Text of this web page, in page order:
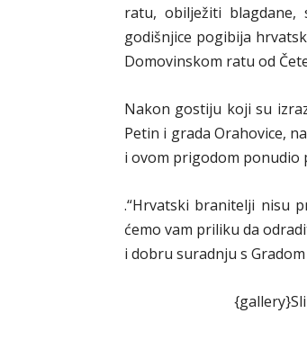
ratu, obilježiti
godišnjice pogibija
Domovinskom ratu od
Nakon gostiju koji su
Petin i grada Orahovice,
i ovom prigodom ponudio
.“Hrvatski branitelji nisu
ćemo vam priliku da
i dobru suradnju s Gradom